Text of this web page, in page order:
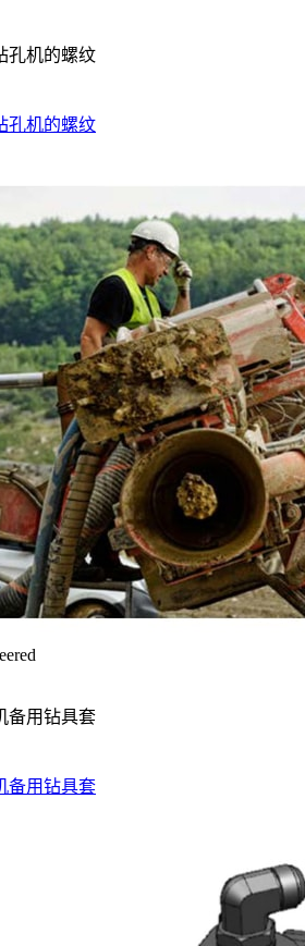
孔机的螺纹
孔机的螺纹
备用钻具套
备用钻具套